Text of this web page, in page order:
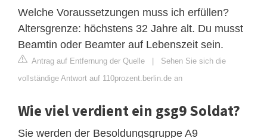
Welche Voraussetzungen muss ich erfüllen?
Altersgrenze: höchstens 32 Jahre alt. Du musst
Beamtin oder Beamter auf Lebenszeit sein.
Antrag auf Entfernung der Quelle | Sehen Sie sich die
vollständige Antwort auf 110prozent.berlin.de an
Wie viel verdient ein gsg9 Soldat?
Sie werden der Besoldungsgruppe A9